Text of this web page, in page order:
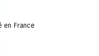
en France